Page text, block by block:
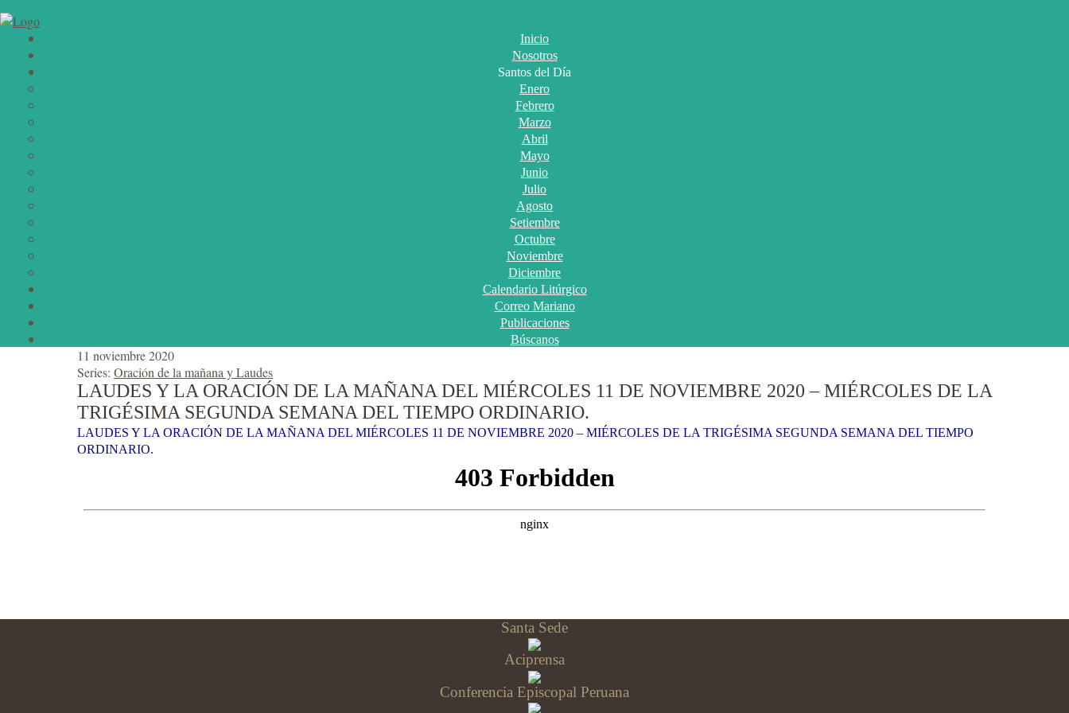
Inicio
Nosotros
Santos del Día
Enero
Febrero
Marzo
Abril
Mayo
Junio
Julio
Agosto
Setiembre
Octubre
Noviembre
Diciembre
Calendario Litúrgico
Correo Mariano
Publicaciones
Búscanos
11 noviembre 2020
Series: Oración de la mañana y Laudes
LAUDES Y LA ORACIÓN DE LA MAÑANA DEL MIÉRCOLES 11 DE NOVIEMBRE 2020 – MIÉRCOLES DE LA
TRIGÉSIMA SEGUNDA SEMANA DEL TIEMPO ORDINARIO.
LAUDES Y LA ORACIÓN DE LA MAÑANA DEL MIÉRCOLES 11 DE NOVIEMBRE 2020 – MIÉRCOLES DE LA TRIGÉSIMA SEGUNDA SEMANA DEL TIEMPO
ORDINARIO.
Santa Sede
Aciprensa
Conferencia Episcopal Peruana